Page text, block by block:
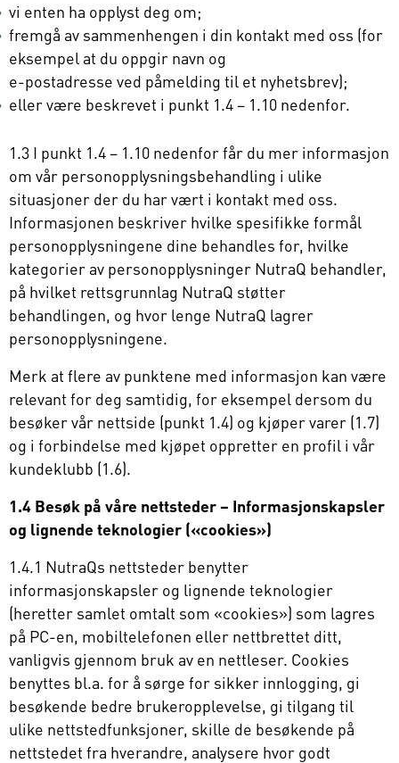
vi enten ha opplyst deg om;
fremgå av sammenhengen i din kontakt med oss (for
eksempel at du oppgir navn og
e-postadresse ved påmelding til et nyhetsbrev);
eller være beskrevet i punkt 1.4 – 1.10 nedenfor.
1.3 I punkt 1.4 – 1.10 nedenfor får du mer informasjon
om vår personopplysningsbehandling i ulike
situasjoner der du har vært i kontakt med oss.
Informasjonen beskriver hvilke spesifikke formål
personopplysningene dine behandles for, hvilke
kategorier av personopplysninger NutraQ behandler,
på hvilket rettsgrunnlag NutraQ støtter
behandlingen, og hvor lenge NutraQ lagrer
personopplysningene.
Merk at flere av punktene med informasjon kan være
relevant for deg samtidig, for eksempel dersom du
besøker vår nettside (punkt 1.4) og kjøper varer (1.7)
og i forbindelse med kjøpet oppretter en profil i vår
kundeklubb (1.6).
1.4 Besøk på våre nettsteder – Informasjonskapsler
og lignende teknologier («cookies»)
1.4.1 NutraQs nettsteder benytter
informasjonskapsler og lignende teknologier
(heretter samlet omtalt som «cookies») som lagres
på PC-en, mobiltelefonen eller nettbrettet ditt,
vanligvis gjennom bruk av en nettleser. Cookies
benyttes bl.a. for å sørge for sikker innlogging, gi
besøkende bedre brukeropplevelse, gi tilgang til
ulike nettstedfunksjoner, skille de besøkende på
nettstedet fra hverandre, analysere hvor godt